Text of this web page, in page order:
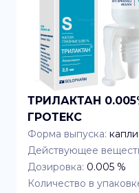
ТРИЛАКТАН
ГРОТЕКС
Форма выпуска:
Действующее
Дозировка: 0.005 %
Количество в